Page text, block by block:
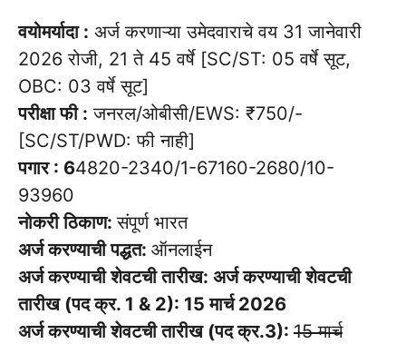
वयोमर्यादा : अर्ज करणाऱ्या उमेदवाराचे वय 31 जानेवारी
2026 रोजी, 21 ते 45 वर्षे [SC/ST: 05 वर्षे सूट,
OBC: 03 वर्षे सूट]
परीक्षा फी : जनरल/ओबीसी/EWS: ₹750/-
[SC/ST/PWD: फी नाही]
पगार : 64820-2340/1-67160-2680/10-
93960
नोकरी ठिकाण:संपूर्ण भारत
अर्ज करण्याची पद्धत: ऑनलाईन
अर्ज करण्याची शेवटची तारीख: अर्ज करण्याची शेवटची
तारीख (पद क्र. 1 & 2): 15 मार्च 2026
अर्ज करण्याची शेवटची तारीख (पद क्र.3): 15 मार्च